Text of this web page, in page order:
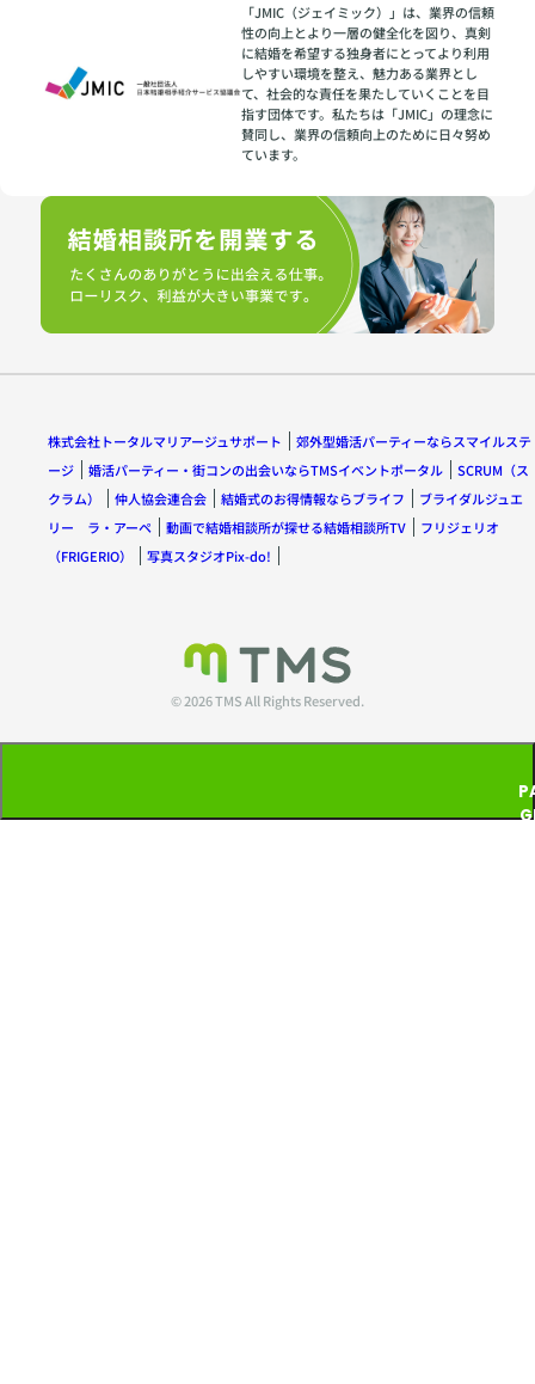
「JMIC（ジェイミック）」は、業界の信頼
性の向上とより一層の健全化を図り、真剣
に結婚を希望する独身者にとってより利用
しやすい環境を整え、魅力ある業界とし
て、社会的な責任を果たしていくことを目
指す団体です。私たちは「JMIC」の理念に
賛同し、業界の信頼向上のために日々努め
ています。
株式会社トータルマリアージュサポート
郊外型婚活パーティーならスマイルステ
ージ
婚活パーティー・街コンの出会いならTMSイベントポータル
SCRUM（ス
クラム）
仲人協会連合会 結婚式のお得情報ならブライフ
ブライダルジュエ
リー ラ・アーペ
動画で結婚相談所が探せる結婚相談所TV
フリジェリオ
（FRIGERIO）
写真スタジオPix-do!
© 2026 TMS All Rights Reserved.